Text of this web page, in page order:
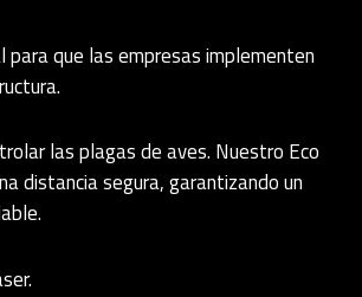
que las empresas implementen
las plagas de aves. Nuestro Eco
distancia segura, garantizando un